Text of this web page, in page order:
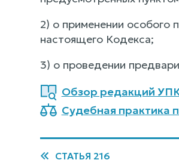
2) о применении особого
настоящего Кодекса;
3) о проведении
Обзор редакций
Судебная практика
СТАТЬЯ 216